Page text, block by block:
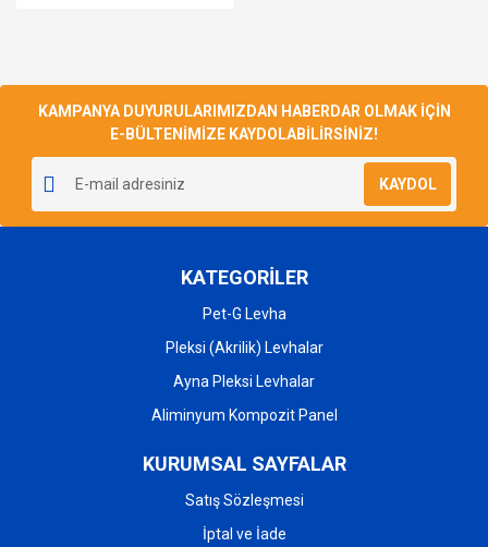
KAMPANYA DUYURULARIMIZDAN HABERDAR OLMAK İÇİN
E-BÜLTENİMİZE KAYDOLABİLİRSİNİZ!
KAYDOL
KATEGORİLER
Pet-G Levha
Pleksi (Akrilik) Levhalar
Ayna Pleksi Levhalar
Aliminyum Kompozit Panel
KURUMSAL SAYFALAR
Satış Sözleşmesi
İptal ve İade